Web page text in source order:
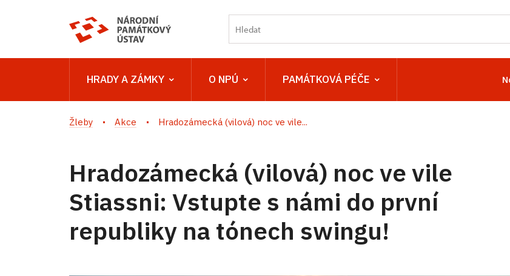
HRADY A ZÁMKY O NPÚ PAMÁTKOVÁ PÉČE
Žleby Akce Hradozámecká (vilová) noc ve vile...
Hradozámecká (vilová) noc ve vile
Stiassni: Vstupte s námi do první
republiky na tónech swingu!